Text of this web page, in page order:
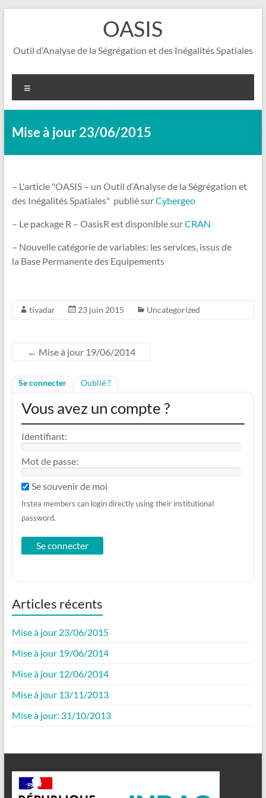
OASIS
Outil d’Analyse de la Ségrégation et des Inégalités Spatiales
Mise à jour 23/06/2015
– L'article "OASIS – un Outil d’Analyse de la Ségrégation et
des Inégalités Spatiales" publié surCybergeo
– Le package R – OasisR est disponible surCRAN
– Nouvelle catégorie de variables: les services, issus de
la Base Permanente des Equipements
tivadar 23 juin 2015 Uncategorized
← Mise à jour 19/06/2014
Se connecter Oublié ?
Vous avez un compte ?
Identifiant:
Mot de passe:
Se souvenir de moi
Irstea members can login directly using their institutional
password.
Articles récents
Mise à jour 23/06/2015
Mise à jour 19/06/2014
Mise à jour 12/06/2014
Mise à jour 13/11/2013
Mise à jour: 31/10/2013